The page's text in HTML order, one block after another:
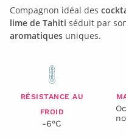
Compagnon idéal des
lime de Tahiti séduit par
aromatiques uniques.
RÉSISTANCE AU
FROID
-6°C